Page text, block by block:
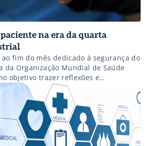
na era da quarta
ao fim do mês dedicado à segurança do
da Organização Mundial de Saúde
objetivo trazer reflexões e
boas práticas para garantir essa
para qualquer sistema e
o avanço das soluções
deixar de olhar, no […]